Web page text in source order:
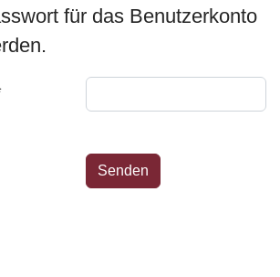
für das Benutzerkonto
Senden